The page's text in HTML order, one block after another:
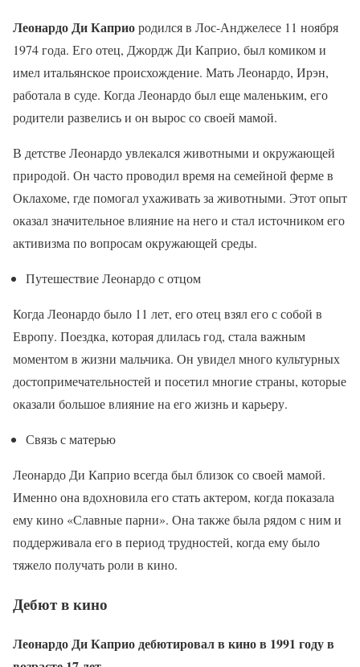
Леонардо Ди Каприородился в Лос-Анджелесе 11 ноября
1974 года. Его отец, Джордж Ди Каприо, был комиком и
имел итальянское происхождение. Мать Леонардо, Ирэн,
работала в суде. Когда Леонардо был еще маленьким, его
родители развелись и он вырос со своей мамой.
В детстве Леонардо увлекался животными и окружающей
природой. Он часто проводил время на семейной ферме в
Оклахоме, где помогал ухаживать за животными. Этот опыт
оказал значительное влияние на него и стал источником его
активизма по вопросам окружающей среды.
Путешествие Леонардо с отцом
Когда Леонардо было 11 лет, его отец взял его с собой в
Европу. Поездка, которая длилась год, стала важным
моментом в жизни мальчика. Он увидел много культурных
достопримечательностей и посетил многие страны, которые
оказали большое влияние на его жизнь и карьеру.
Связь с матерью
Леонардо Ди Каприо всегда был близок со своей мамой.
Именно она вдохновила его стать актером, когда показала
ему кино «Славные парни». Она также была рядом с ним и
поддерживала его в период трудностей, когда ему было
тяжело получать роли в кино.
Дебют в кино
Леонардо Ди Каприо дебютировал в кино в 1991 году в